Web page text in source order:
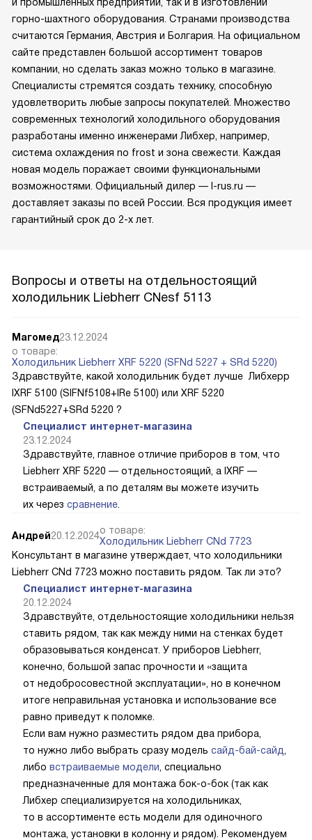
горно-шахтного оборудования. Странами производства
считаются Германия, Австрия и Болгария. На официальном
сайте представлен большой ассортимент товаров
компании, но сделать заказ можно только в магазине.
Специалисты стремятся создать технику, способную
удовлетворить любые запросы покупателей. Множество
современных технологий холодильного оборудования
разработаны именно инженерами Либхер, например,
система охлаждения no frost и зона свежести. Каждая
новая модель поражает своими функциональными
возможностями. Официальный дилер — l-rus.ru —
доставляет заказы по всей России. Вся продукция имеет
гарантийный срок до 2-х лет.
Вопросы и ответы на отдельностоящий
холодильник Liebherr CNesf 5113
Магомед23.12.2024
о товаре:
Холодильник Liebherr XRF 5220 (SFNd 5227 + SRd 5220)
Здравствуйте, какой холодильник будет лучше Либхерр
IXRF 5100 (SIFNf5108+IRe 5100) или XRF 5220
(SFNd5227+SRd 5220 ?
Специалист интернет-магазина
23.12.2024
Здравствуйте, главное отличие приборов в том, что
Liebherr XRF 5220 — отдельностоящий, а IXRF —
встраиваемый, а по деталям вы можете изучить
их через сравнение
Андрей20.12.2024о товаре:
Холодильник Liebherr CNd 7723
Консультант в магазине утверждает, что холодильники
Liebherr CNd 7723 можно поставить рядом. Так ли это?
Специалист интернет-магазина
20.12.2024
Здравствуйте, отдельностоящие холодильники нельзя
ставить рядом, так как между ними на стенках будет
образовываться конденсат. У приборов Liebherr,
конечно, большой запас прочности и «защита
от недобросовестной эксплуатации», но в конечном
итоге неправильная установка и использование все
равно приведут к поломке.
Если вам нужно разместить рядом два прибора,
то нужно либо выбрать сразу модель сайд-бай-сайд
либо встраиваемые модели , специально
предназначенные для монтажа бок-о-бок (так как
Либхер специализируется на холодильниках,
то в ассортименте есть модели для одиночного
монтажа, установки в колонну и рядом). Рекомендуем